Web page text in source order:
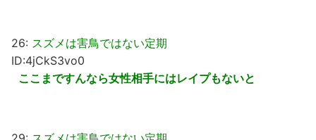
26: スズメは害鳥ではない定期
ID:4jCkS3vo0
ここまですんなら女性相手にはレイプもないと